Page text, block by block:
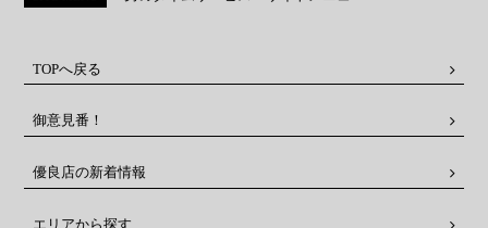
TOPへ戻る
御意見番！
優良店の新着情報
エリアから探す